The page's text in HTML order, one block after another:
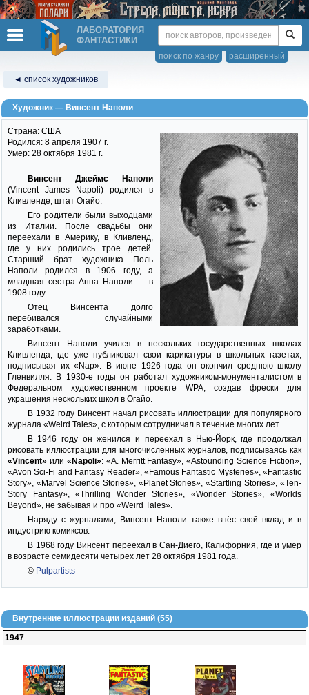
ЛАБОРАТОРИЯ
ФАНТАСТИКИ
расширенный
поиск по жанру
◄ список художников
Художник — Винсент Наполи
Страна: США
Родился: 8 апреля 1907 г.
Умер: 28 октября 1981 г.
Винсент Джеймс Наполи
(Vincent James Napoli) родился в
Кливленде, штат Огайо.
Его родители были выходцами
из Италии. После свадьбы они
переехали в Америку, в Кливленд,
где у них родились трое детей.
Старший брат художника Поль
Наполи родился в 1906 году, а
младшая сестра Анна Наполи — в
1908 году.
Отец Винсента долго
перебивался случайными
заработками.
Винсент Наполи учился в нескольких государственных школах
Кливленда, где уже публиковал свои карикатуры в школьных газетах,
подписывая их «Nap». В июне 1926 года он окончил среднюю школу
Гленвилля. В 1930-е годы он работал художником-монументалистом в
Федеральном художественном проекте WPA, создав фрески для
украшения нескольких школ в Огайо.
В 1932 году Винсент начал рисовать иллюстрации для популярного
журнала «Weird Tales», с которым сотрудничал в течение многих лет.
В 1946 году он женился и переехал в Нью-Йорк, где продолжал
рисовать иллюстрации для многочисленных журналов, подписываясь как
«Vincent» или «Napoli»: «A. Merritt Fantasy», «Astounding Science Fiction»,
«Avon Sci-Fi and Fantasy Reader», «Famous Fantastic Mysteries», «Fantastic
Story», «Marvel Science Stories», «Planet Stories», «Startling Stories», «Ten-
Story Fantasy», «Thrilling Wonder Stories», «Wonder Stories», «Worlds
Beyond», не забывая и про «Weird Tales».
Наряду с журналами, Винсент Наполи также внёс свой вклад и в
индустрию комиксов.
В 1968 году Винсент переехал в Сан-Диего, Калифорния, где и умер
в возрасте семидесяти четырех лет 28 октября 1981 года.
© Pulpartists
Внутренние иллюстрации изданий (55)
1947